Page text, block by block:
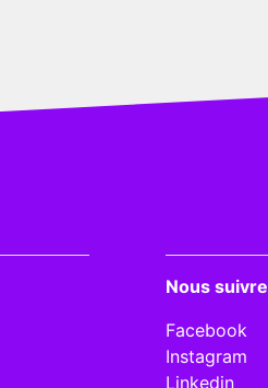
Nous suivre
Facebook
Instagram
Linkedin